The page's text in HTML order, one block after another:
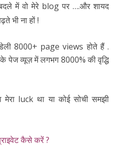
में वो मेरे blog पर ….और शायद
भी ना हों !
8000+ page views होते हैं .
पेज व्यूज़ में लगभग 8000% की वृद्धि
मेरा luck था या कोई सोची समझी
कैसे करें ?